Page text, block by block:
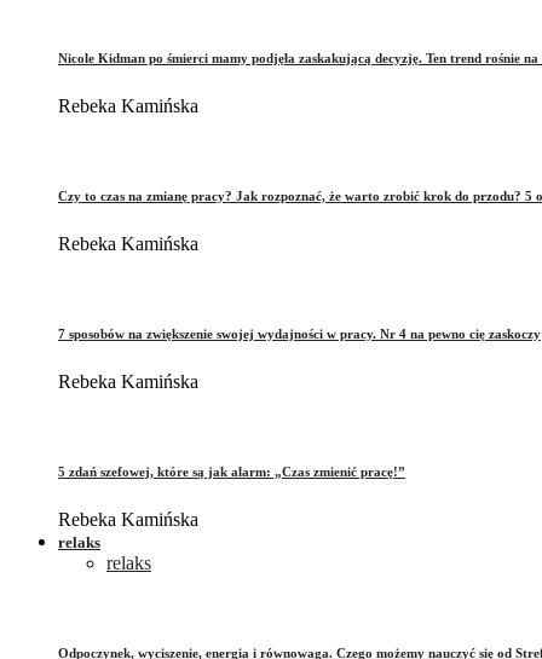
Nicole Kidman po śmierci mamy podjęła zaskakującą decyzję. Ten trend rośnie na
Rebeka Kamińska
Czy to czas na zmianę pracy? Jak rozpoznać, że warto zrobić krok do przodu? 5
Rebeka Kamińska
7 sposobów na zwiększenie swojej wydajności w pracy. Nr 4 na pewno cię zaskoczy
Rebeka Kamińska
5 zdań szefowej, które są jak alarm: „Czas zmienić pracę!”
Rebeka Kamińska
relaks
relaks
Odpoczynek, wyciszenie, energia i równowaga. Czego możemy nauczyć się od